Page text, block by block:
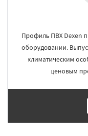
Профиль ПВХ Dexen
оборудовании.
климатическим
ценовым